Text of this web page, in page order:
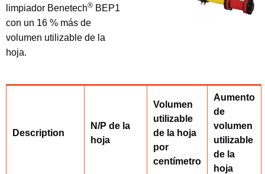
limpiador Benetech® BEP1
con un 16 % más de
volumen utilizable de la
hoja.
Description
N/P de la
hoja
Volumen
utilizable
de la hoja
por
centímetro
Aumento
de
volumen
utilizable
de la
hoja